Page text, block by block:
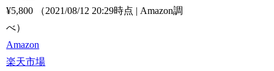
¥5,800
（2021/08/12 20:29時点 | Amazon調
べ）
Amazon
楽天市場